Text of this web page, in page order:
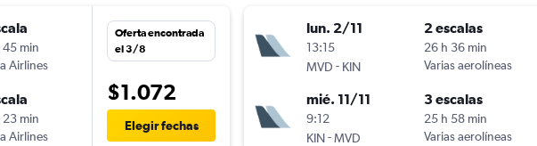
45 min
Airlines
23 min
Airlines
Oferta encontrada
el 3/8
$1.072
Elegir fechas
lun. 2/11
13:15
MVD - KIN
2 escalas
26 h 36 min
Varias aerolíneas
mié. 11/11
9:12
KIN-MVD
3 escalas
25 h 58 min
Varias aerolíneas